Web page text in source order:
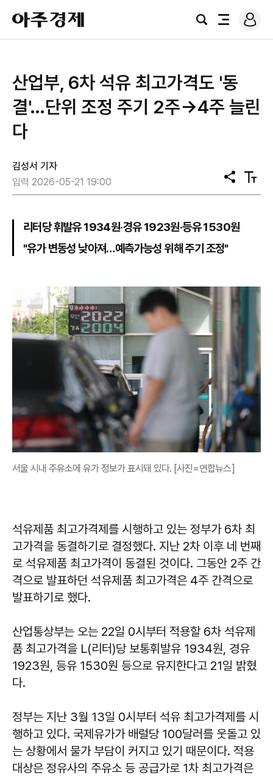
아
주
경
검
전
로
그
산업부, 6차 석유 최고가격도 '동
결'…단위 조정 주기 2주→4주 늘린
다
김성서 기자
입력 2026-05-21 19:00
공
유
텍
스
리터당 휘발유 1934원·경유 1923원·등유 1530원
"유가 변동성 낮아져…예측가능성 위해 주기 조정"
서울 시내 주유소에 유가 정보가 표시돼 있다. [사진=연합뉴스]
석유제품 최고가격제를 시행하고 있는 정부가 6차 최
고가격을 동결하기로 결정했다. 지난 2차 이후 네 번째
로 석유제품 최고가격이 동결된 것이다. 그동안 2주 간
격으로 발표하던 석유제품 최고가격은 4주 간격으로
발표하기로 했다.
산업통상부는 오는 22일 0시부터 적용할 6차 석유제
품 최고가격을 L(리터)당 보통휘발유 1934원, 경유
1923원, 등유 1530원 등으로 유지한다고 21일 밝혔
다.
정부는 지난 3월 13일 0시부터 석유 최고가격제를 시
행하고 있다. 국제유가가 배럴당 100달러를 웃돌고 있
는 상황에서 물가 부담이 커지고 있기 때문이다. 적용
대상은 정유사의 주유소 등 공급가로 1차 최고가격은